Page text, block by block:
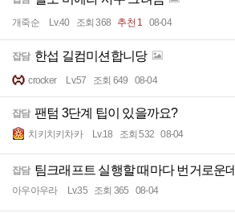
개죽순 Lv.40 조회 368 추천 1 08-04
잡담 한섭 길컴미션합니당
crocker Lv.57 조회 649 08-04
잡담 팬텀 3단계 팁이 있을까요?
치키치키차카 Lv.18 조회 532 08-04
잡담 팀크래프트 실행할 때마다 번거로운데
아우아우라 Lv.35 조회 365 08-04